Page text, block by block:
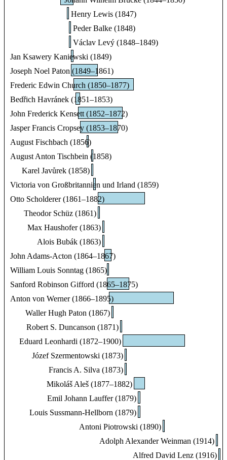
Henry Lewis (1847)
Peder Balke (1848)
Václav Levý (1848–1849)
Jan Ksawery Kaniewski (1849)
Joseph Noel Paton (1849–1861)
Frederic Edwin Church (1850–1877)
Bedřich Havránek (1851–1853)
John Frederick Kensett (1852–1872)
Jasper Francis Cropsey (1853–1870)
August Fischbach (1856)
August Anton Tischbein (1858)
Karel Javůrek (1858)
Victoria von Großbritannien und Irland (1859)
Otto Scholderer (1861–1882)
Theodor Schüz (1861)
Max Haushofer (1863)
Alois Bubák (1863)
John Adams-Acton (1864–1867)
William Louis Sonntag (1865)
Sanford Robinson Gifford (1865–1875)
Anton von Werner (1866–1895)
Waller Hugh Paton (1867)
Robert S. Duncanson (1871)
Eduard Leonhardi (1872–1900)
Józef Szermentowski (1873)
Francis A. Silva (1873)
Mikoláš Aleš (1877–1882)
Emil Johann Lauffer (1879)
Louis Sussmann-Hellborn (1879)
Antoni Piotrowski (1890)
Adolph Alexander Weinman (1914)
Alfred David Lenz (1916)